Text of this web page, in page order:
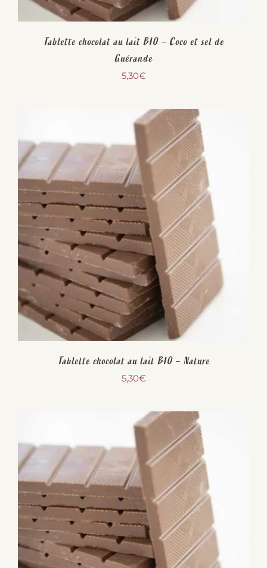
Tablette chocolat au lait BIO – Coco et sel de
Guérande
5,30€
Tablette chocolat au lait BIO – Nature
5,30€